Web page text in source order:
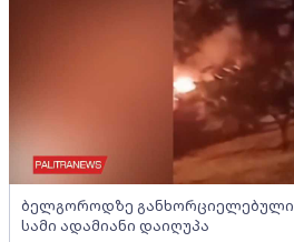
ბელგოროდზე განხორციელებული
სამი ადამიანი დაიღუპა